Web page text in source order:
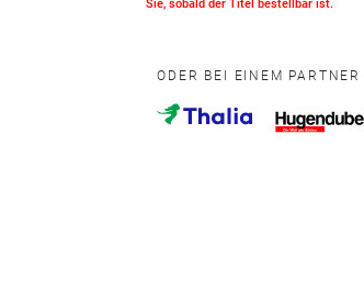
Sie, sobald der Titel bestellbar ist.
ODER BEI EINEM PARTNER